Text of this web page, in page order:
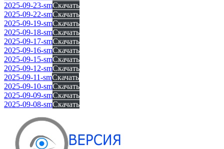
2025-09-23-smСкачать
2025-09-22-smСкачать
2025-09-19-smСкачать
2025-09-18-smСкачать
2025-09-17-smСкачать
2025-09-16-smСкачать
2025-09-15-smСкачать
2025-09-12-smСкачать
2025-09-11-smСкачать
2025-09-10-smСкачать
2025-09-09-smСкачать
2025-09-08-smСкачать